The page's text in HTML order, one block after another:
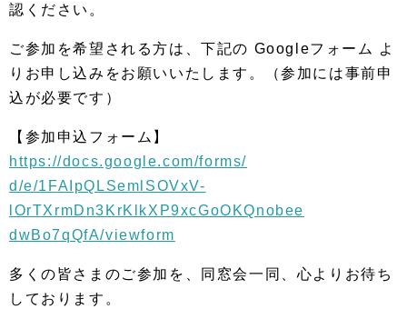
認ください。
ご参加を希望される方は、下記の Googleフォーム よ
りお申し込みをお願いいたします。（参加には事前申
込が必要です）
【参加申込フォーム】
https://docs.google.com/forms/
d/e/1FAIpQLSemlSOVxV-
lOrTXrmDn3KrKlkXP9xcGoOKQnobee
dwBo7qQfA/viewform
多くの皆さまのご参加を、同窓会一同、 心よりお待ち
しております。